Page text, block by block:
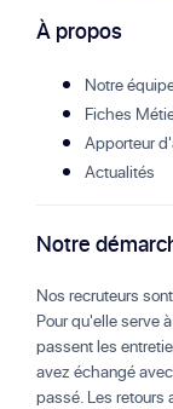
À propos
Notre
Fiches
Apporteur
Actualités
Notre
Nos recruteurs
Pour qu'elle serve
passent les
avez échangé
passé. Les retours